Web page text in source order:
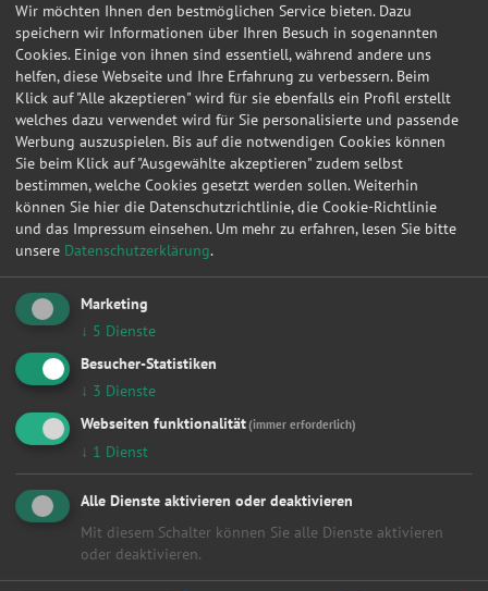
Kontakt
Uwe, Zill
Thonhausener Str. 29A
08451
Crimmitschau
Autowerkstatt
Kundenanfragen erhalten?
▶ Werkstatt aktivieren
Sie möchten aufAutoreparaturen.dean dieseKFZ-Werkstatt
Wir möchten Ihnen den bestmöglichen Service bieten. Dazu
speichern wir Informationen über Ihren Besuch in sogenannten
Cookies. Einige von ihnen sind essentiell, während andere uns
helfen, diese Webseite und Ihre Erfahrung zu verbessern. Beim
Klick auf "Alle akzeptieren" wird für sie ebenfalls ein Profil erstellt
welches dazu verwendet wird für Sie personalisierte und passende
Werbung auszuspielen. Bis auf die notwendigen Cookies können
Sie beim Klick auf "Ausgewählte akzeptieren" zudem selbst
bestimmen, welche Cookies gesetzt werden sollen. Weiterhin
können Sie hier die Datenschutzrichtlinie, die Cookie-Richtlinie
und das Impressum einsehen. Um mehr zu erfahren, lesen Sie bitte
unsere Datenschutzerklärung.
Marketing
↓ 5 Dienste
Besucher-Statistiken
↓ 3 Dienste
Webseiten funktionalität(immer erforderlich)
↓ 1 Dienst
Alle Dienste aktivieren oder deaktivieren
Mit diesem Schalter können Sie alle Dienste aktivieren
oder deaktivieren.